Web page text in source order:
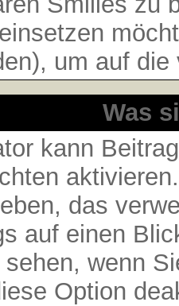
um auf
Was
kann
das
auf einen
wenn
Option